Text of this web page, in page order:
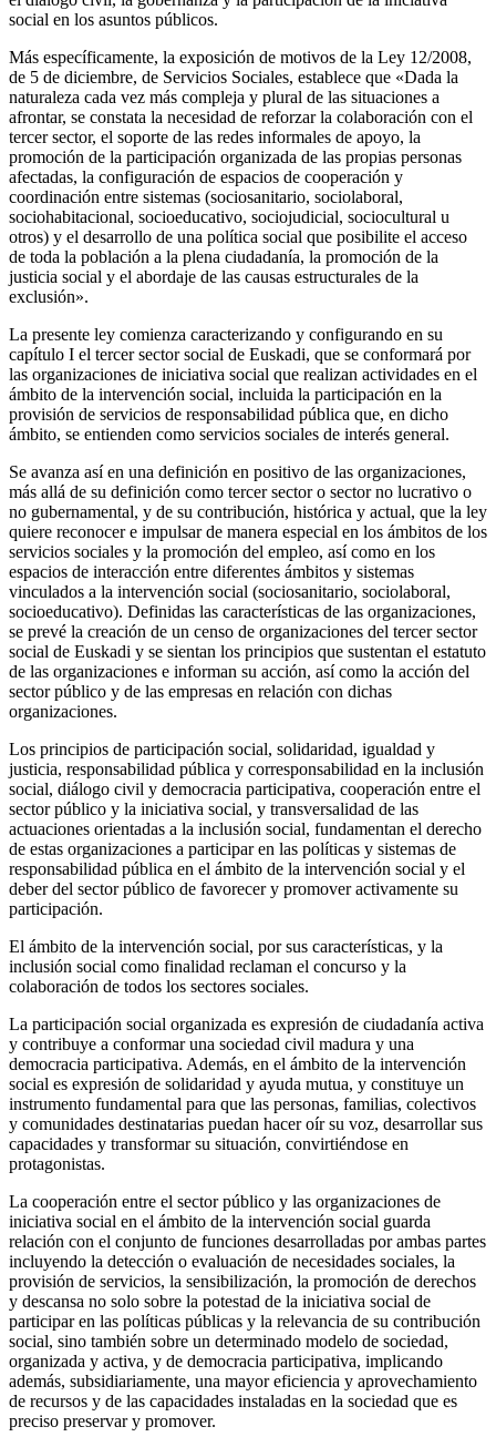
social en los asuntos públicos.
Más específicamente, la exposición de motivos de la Ley 12/2008,
de 5 de diciembre, de Servicios Sociales, establece que «Dada la
naturaleza cada vez más compleja y plural de las situaciones a
afrontar, se constata la necesidad de reforzar la colaboración con el
tercer sector, el soporte de las redes informales de apoyo, la
promoción de la participación organizada de las propias personas
afectadas, la configuración de espacios de cooperación y
coordinación entre sistemas (sociosanitario, sociolaboral,
sociohabitacional, socioeducativo, sociojudicial, sociocultural u
otros) y el desarrollo de una política social que posibilite el acceso
de toda la población a la plena ciudadanía, la promoción de la
justicia social y el abordaje de las causas estructurales de la
exclusión».
La presente ley comienza caracterizando y configurando en su
capítulo I el tercer sector social de Euskadi, que se conformará por
las organizaciones de iniciativa social que realizan actividades en el
ámbito de la intervención social, incluida la participación en la
provisión de servicios de responsabilidad pública que, en dicho
ámbito, se entienden como servicios sociales de interés general.
Se avanza así en una definición en positivo de las organizaciones,
más allá de su definición como tercer sector o sector no lucrativo o
no gubernamental, y de su contribución, histórica y actual, que la ley
quiere reconocer e impulsar de manera especial en los ámbitos de los
servicios sociales y la promoción del empleo, así como en los
espacios de interacción entre diferentes ámbitos y sistemas
vinculados a la intervención social (sociosanitario, sociolaboral,
socioeducativo). Definidas las características de las organizaciones,
se prevé la creación de un censo de organizaciones del tercer sector
social de Euskadi y se sientan los principios que sustentan el estatuto
de las organizaciones e informan su acción, así como la acción del
sector público y de las empresas en relación con dichas
organizaciones.
Los principios de participación social, solidaridad, igualdad y
justicia, responsabilidad pública y corresponsabilidad en la inclusión
social, diálogo civil y democracia participativa, cooperación entre el
sector público y la iniciativa social, y transversalidad de las
actuaciones orientadas a la inclusión social, fundamentan el derecho
de estas organizaciones a participar en las políticas y sistemas de
responsabilidad pública en el ámbito de la intervención social y el
deber del sector público de favorecer y promover activamente su
participación.
El ámbito de la intervención social, por sus características, y la
inclusión social como finalidad reclaman el concurso y la
colaboración de todos los sectores sociales.
La participación social organizada es expresión de ciudadanía activa
y contribuye a conformar una sociedad civil madura y una
democracia participativa. Además, en el ámbito de la intervención
social es expresión de solidaridad y ayuda mutua, y constituye un
instrumento fundamental para que las personas, familias, colectivos
y comunidades destinatarias puedan hacer oír su voz, desarrollar sus
capacidades y transformar su situación, convirtiéndose en
protagonistas.
La cooperación entre el sector público y las organizaciones de
iniciativa social en el ámbito de la intervención social guarda
relación con el conjunto de funciones desarrolladas por ambas partes
incluyendo la detección o evaluación de necesidades sociales, la
provisión de servicios, la sensibilización, la promoción de derechos
y descansa no solo sobre la potestad de la iniciativa social de
participar en las políticas públicas y la relevancia de su contribución
social, sino también sobre un determinado modelo de sociedad,
organizada y activa, y de democracia participativa, implicando
además, subsidiariamente, una mayor eficiencia y aprovechamiento
de recursos y de las capacidades instaladas en la sociedad que es
preciso preservar y promover.